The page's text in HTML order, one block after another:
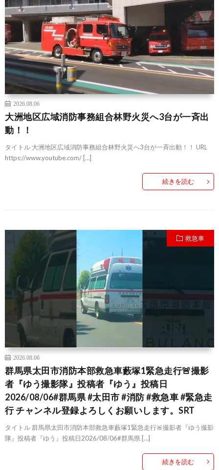
2026.08.06
大洲地区広域消防事務組合林野火災へ3台が一斉出
動！！
タイトル 大洲地区広域消防事務組合林野火災へ3台が一斉出動！！ URL
https://www.youtube.com/ […]
続きを読む
救急車
2026.08.06
群馬県太田市消防本部救急車藪塚1緊急走行🚨撮影
者『ゆう撮影隊』投稿者『ゆう』投稿日
2026/08/06#群馬県 #太田市 #消防 #救急車 #緊急走
行 チャンネル登録よろしくお願いします。SRT
タイトル 群馬県太田市消防本部救急車藪塚1緊急走行🚨撮影者『ゆう撮影
隊』投稿者『ゆう』投稿日2026/08/06#群馬県 […]
続きを読む